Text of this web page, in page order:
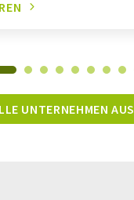
UNTERNEHMEN AUS